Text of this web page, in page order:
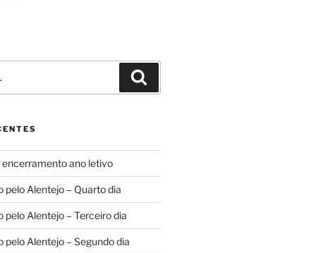
ano letivo
pelo Alentejo – Quarto dia
pelo Alentejo – Terceiro dia
pelo Alentejo – Segundo dia